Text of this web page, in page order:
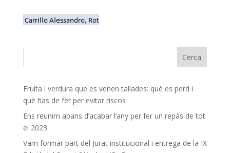
Fruita i verdura que es venen tallades: què es perd i
què has de fer per evitar riscos
Ens reunim abans d’acabar l’any per fer un repàs de tot
el 2023
Vam formar part del Jurat institucional i entrega de la IX